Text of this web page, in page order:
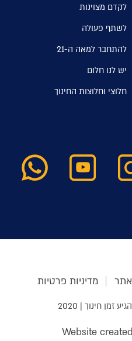
לקדם מצוינות
לשתף פעולה
להתחבר למאה ה-21
יש לנו חלום
חלוצי וחלוצות החינוך
מדיניות פרטיות
חינוך | 2020
Website